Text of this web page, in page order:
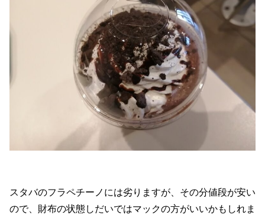
スタバのフラペチーノには劣りますが、その分値段が安い
ので、財布の状態しだいではマックの方がいいかもしれま